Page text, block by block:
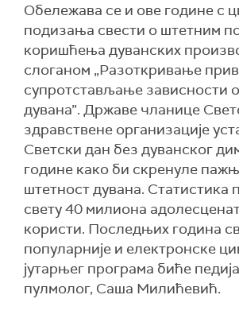
Обележава се и ове године с
подизања свести о штетним
коришћења дуванских
слоганом „Разоткривање
супротстављање зависности
дувана”. Државе чланице
здравствене организације
Светски дан без дуванског
године како би скренуле
штетност дувана. Статистика
свету 40 милиона
користи. Последњих година
популарније и електронске
јутарњег програма биће
пулмолог, Саша Милићевић.